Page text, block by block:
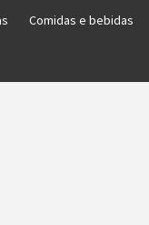
Comidas e bebidas